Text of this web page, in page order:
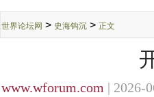
世界论坛网 > 史海钩沉 > 正文
www.wforum.com | 2026-